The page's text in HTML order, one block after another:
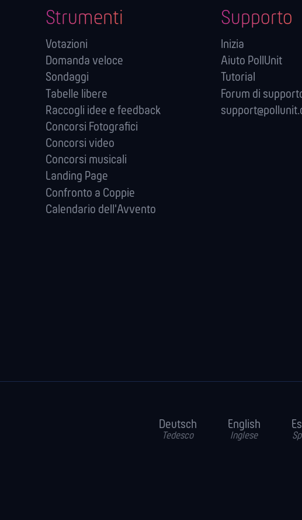
Strumenti
Votazioni
Domanda veloce
Sondaggi
Tabelle libere
Raccogli idee e feedback
Concorsi Fotografici
Concorsi video
Concorsi musicali
Landing Page
Confronto a Coppie
Calendario dell'Avvento
Supporto
Inizia
Aiuto PollUnit
Tutorial
Forum di
Deutsch
Tedesco
English
Inglese